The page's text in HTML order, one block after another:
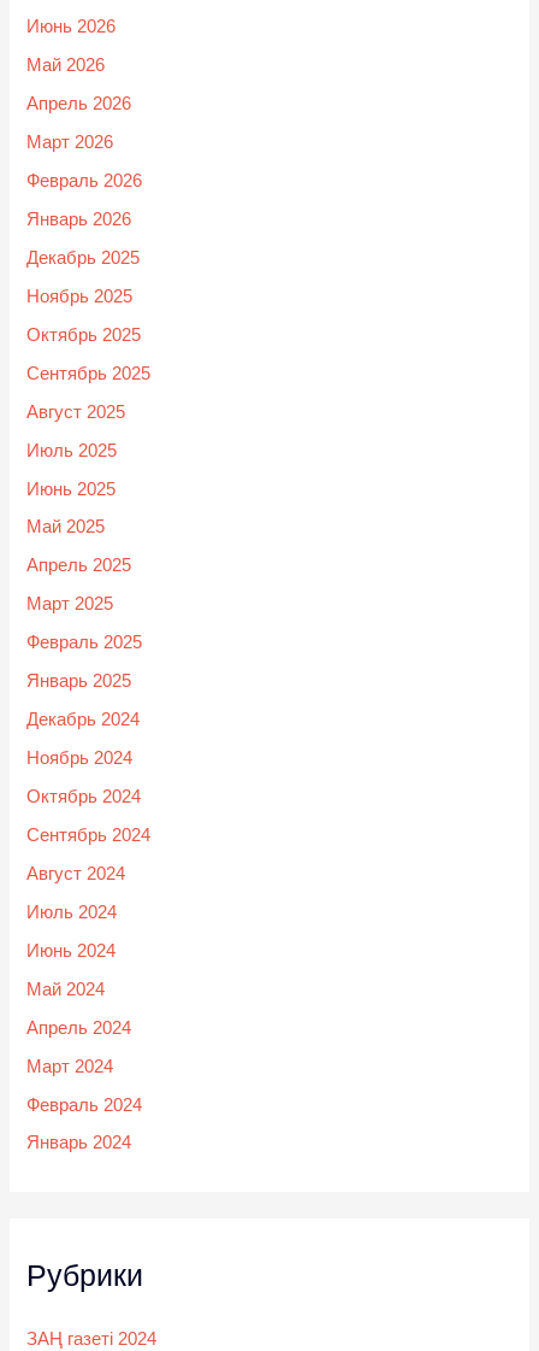
Июнь 2026
Май 2026
Апрель 2026
Март 2026
Февраль 2026
Январь 2026
Декабрь 2025
Ноябрь 2025
Октябрь 2025
Сентябрь 2025
Август 2025
Июль 2025
Июнь 2025
Май 2025
Апрель 2025
Март 2025
Февраль 2025
Январь 2025
Декабрь 2024
Ноябрь 2024
Октябрь 2024
Сентябрь 2024
Август 2024
Июль 2024
Июнь 2024
Май 2024
Апрель 2024
Март 2024
Февраль 2024
Январь 2024
Рубрики
ЗАҢ газеті 2024